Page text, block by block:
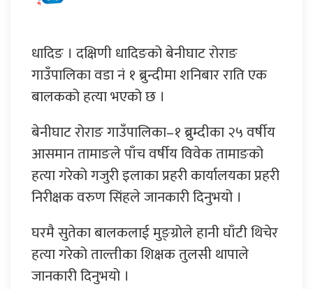
धादिङ । दक्षिणी धादिङको बेनीघाट रोराङ
गाउँपालिका वडा नं १ ब्रुन्दीमा शनिबार राति एक
बालकको हत्या भएको छ ।
बेनीघाट रोराङ गाउँपालिका–१ ब्रुम्दीका २५ वर्षीय
आसमान तामाङले पाँच वर्षीय विवेक तामाङको
हत्या गरेको गजुरी इलाका प्रहरी कार्यालयका प्रहरी
निरीक्षक वरुण सिंहले जानकारी दिनुभयो ।
घरमै सुतेका बालकलाई मुङ्ग्रोले हानी घाँटी थिचेर
हत्या गरेको ताल्तीका शिक्षक तुलसी थापाले
जानकारी दिनुभयो ।